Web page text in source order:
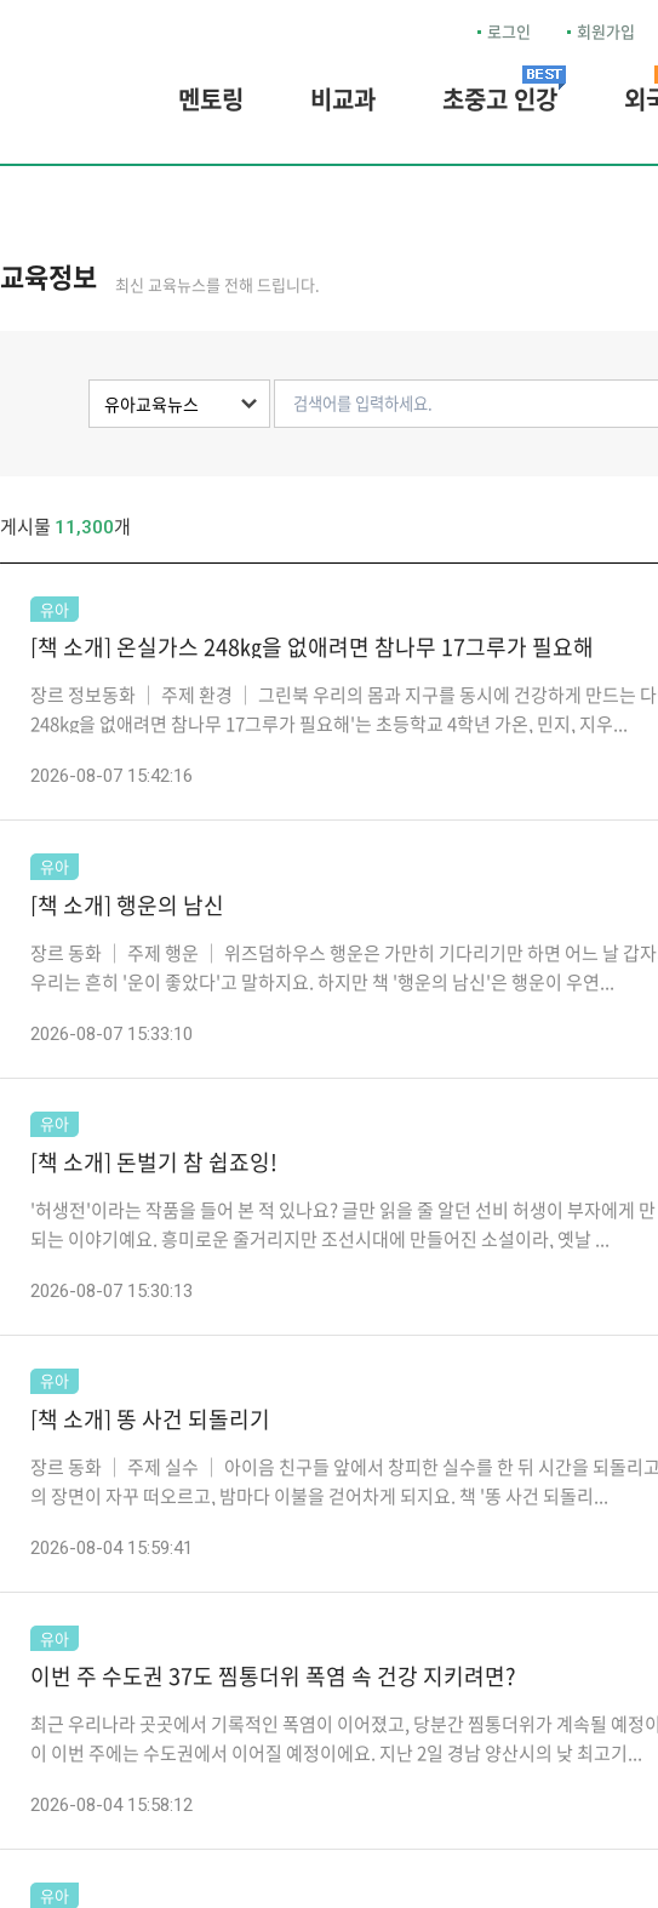
로그인 회원가입
멘토링 비교과 초중고 인강 외
교육정보 최신 교육뉴스를 전해 드립니다.
게시물 11,300개
유아
[책 소개] 온실가스 248㎏을 없애려면 참나무 17그루가 필요해
장르 정보동화 │ 주제 환경 │ 그린북 우리의 몸과 지구를 동시에 건강하게 만드는
248kg을 없애려면 참나무 17그루가 필요해'는 초등학교 4학년 가온, 민지, 지우...
2026-08-07 15:42:16
유아
[책 소개] 행운의 남신
장르 동화 │ 주제 행운 │ 위즈덤하우스 행운은 가만히 기다리기만 하면 어느 날 갑
우리는 흔히 '운이 좋았다'고 말하지요. 하지만 책 '행운의 남신'은 행운이 우연...
2026-08-07 15:33:10
유아
[책 소개] 돈벌기 참 쉽죠잉!
'허생전'이라는 작품을 들어 본 적 있나요? 글만 읽을 줄 알던 선비 허생이 부자에게
되는 이야기예요. 흥미로운 줄거리지만 조선시대에 만들어진 소설이라, 옛날 ...
2026-08-07 15:30:13
유아
[책 소개] 똥 사건 되돌리기
장르 동화 │ 주제 실수 │ 아이음 친구들 앞에서 창피한 실수를 한 뒤 시간을 되돌리
의 장면이 자꾸 떠오르고, 밤마다 이불을 걷어차게 되지요. 책 '똥 사건 되돌리...
2026-08-04 15:59:41
유아
이번 주 수도권 37도 찜통더위 폭염 속 건강 지키려면?
최근 우리나라 곳곳에서 기록적인 폭염이 이어졌고, 당분간 찜통더위가 계속될 예정
이 이번 주에는 수도권에서 이어질 예정이에요. 지난 2일 경남 양산시의 낮 최고기...
2026-08-04 15:58:12
유아